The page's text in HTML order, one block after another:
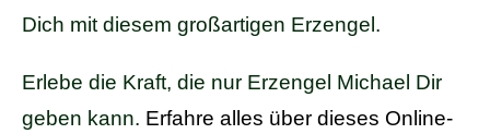
Dich mit diesem großartigen Erzengel.
Erlebe die Kraft, die nur Erzengel Michael Dir
geben kann. Erfahre alles über dieses Online-